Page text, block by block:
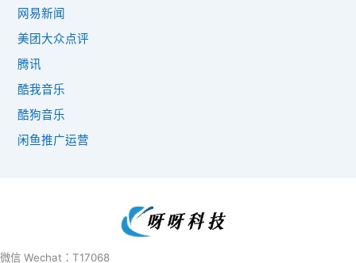
网易新闻
美团大众点评
腾讯
酷我音乐
酷狗音乐
闲鱼推广运营
微信 Wechat：T17068